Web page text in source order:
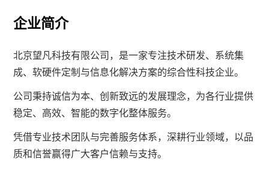
企业简介
北京望凡科技有限公司，是一家专注技术研发、系统集
成、软硬件定制与信息化解决方案的综合性科技企业。
公司秉持诚信为本、创新致远的发展理念，为各行业提供
稳定、高效、智能的数字化整体服务。
凭借专业技术团队与完善服务体系，深耕行业领域，以品
质和信誉赢得广大客户信赖与支持。